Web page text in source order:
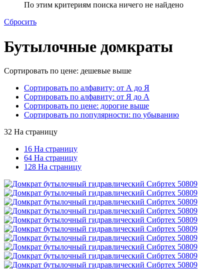
По этим критериям поиска ничего не найдено
Сбросить
Бутылочные домкраты
Сортировать по цене: дешевые выше
Сортировать по алфавиту: от А до Я
Сортировать по алфавиту: от Я до А
Сортировать по цене: дорогие выше
Сортировать по популярности: по убыванию
32 На страницу
16 На страницу
64 На страницу
128 На страницу